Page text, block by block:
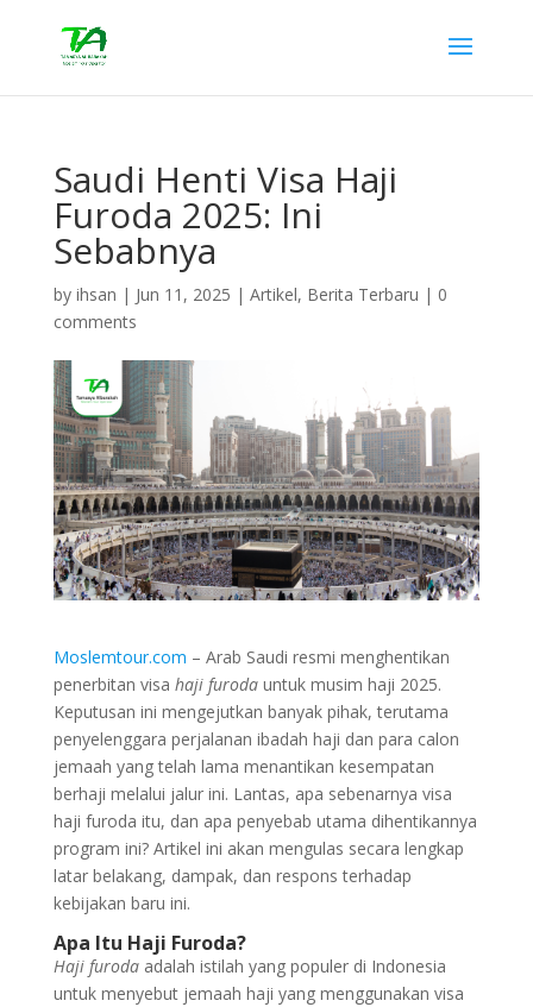
Saudi Henti Visa Haji
Furoda 2025: Ini
Sebabnya
by ihsan | Jun 11, 2025 | Artikel, Berita Terbaru | 0
comments
Moslemtour.com – Arab Saudi resmi menghentikan
penerbitan visa haji furodauntuk musim haji 2025.
Keputusan ini mengejutkan banyak pihak, terutama
penyelenggara perjalanan ibadah haji dan para calon
jemaah yang telah lama menantikan kesempatan
berhaji melalui jalur ini. Lantas, apa sebenarnya visa
haji furoda itu, dan apa penyebab utama dihentikannya
program ini? Artikel ini akan mengulas secara lengkap
latar belakang, dampak, dan respons terhadap
kebijakan baru ini.
Apa Itu Haji Furoda?
Haji furodaadalah istilah yang populer di Indonesia
untuk menyebut jemaah haji yang menggunakan visa